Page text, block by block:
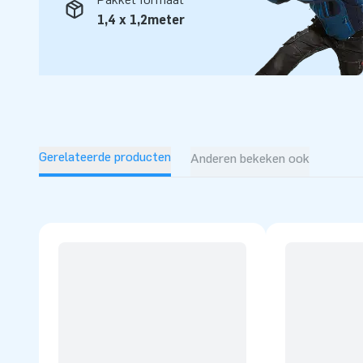
opblaasattracties op grootse wijze. Dankzij hen zijn onze
professionele service en levering, over al ter wereld!
1,4 x 1,2meter
Gerelateerde producten Anderen bekeken ook